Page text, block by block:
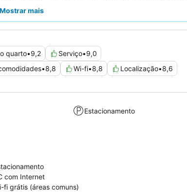
altas classificações pela sua variedade e qualidade.
Mostrar mais
quarto•9,2 Serviço•9,0
•8,8 Wi-fi•8,8 Localização•8,6
Estacionamento
com Internet
fi grátis (áreas comuns)